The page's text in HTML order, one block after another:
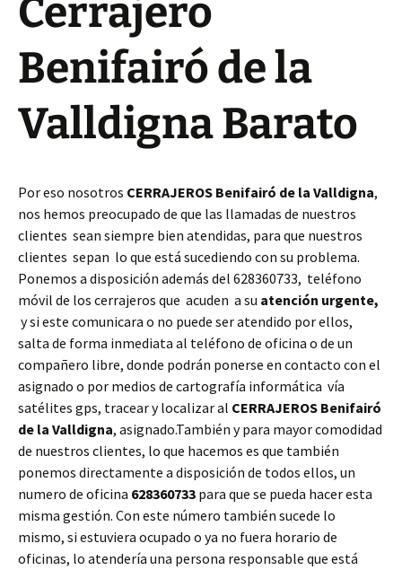
Cerrajero
Benifairó de la
Valldigna Barato
Por eso nosotros CERRAJEROS Benifairó de la Valldigna,
nos hemos preocupado de que las llamadas de nuestros
clientes sean siempre bien atendidas, para que nuestros
clientes sepan lo que está sucediendo con su problema.
Ponemos a disposición además del 628360733, teléfono
móvil de los cerrajeros que acuden a su atención urgente,
y si este comunicara o no puede ser atendido por ellos,
salta de forma inmediata al teléfono de oficina o de un
compañero libre, donde podrán ponerse en contacto con el
asignado o por medios de cartografía informática vía
satélites gps, tracear y localizar al CERRAJEROS Benifairó
de la Valldigna, asignado.También y para mayor comodidad
de nuestros clientes, lo que hacemos es que también
ponemos directamente a disposición de todos ellos, un
numero de oficina 628360733 para que se pueda hacer esta
misma gestión. Con este número también sucede lo
mismo, si estuviera ocupado o ya no fuera horario de
oficinas, lo atendería una persona responsable que está